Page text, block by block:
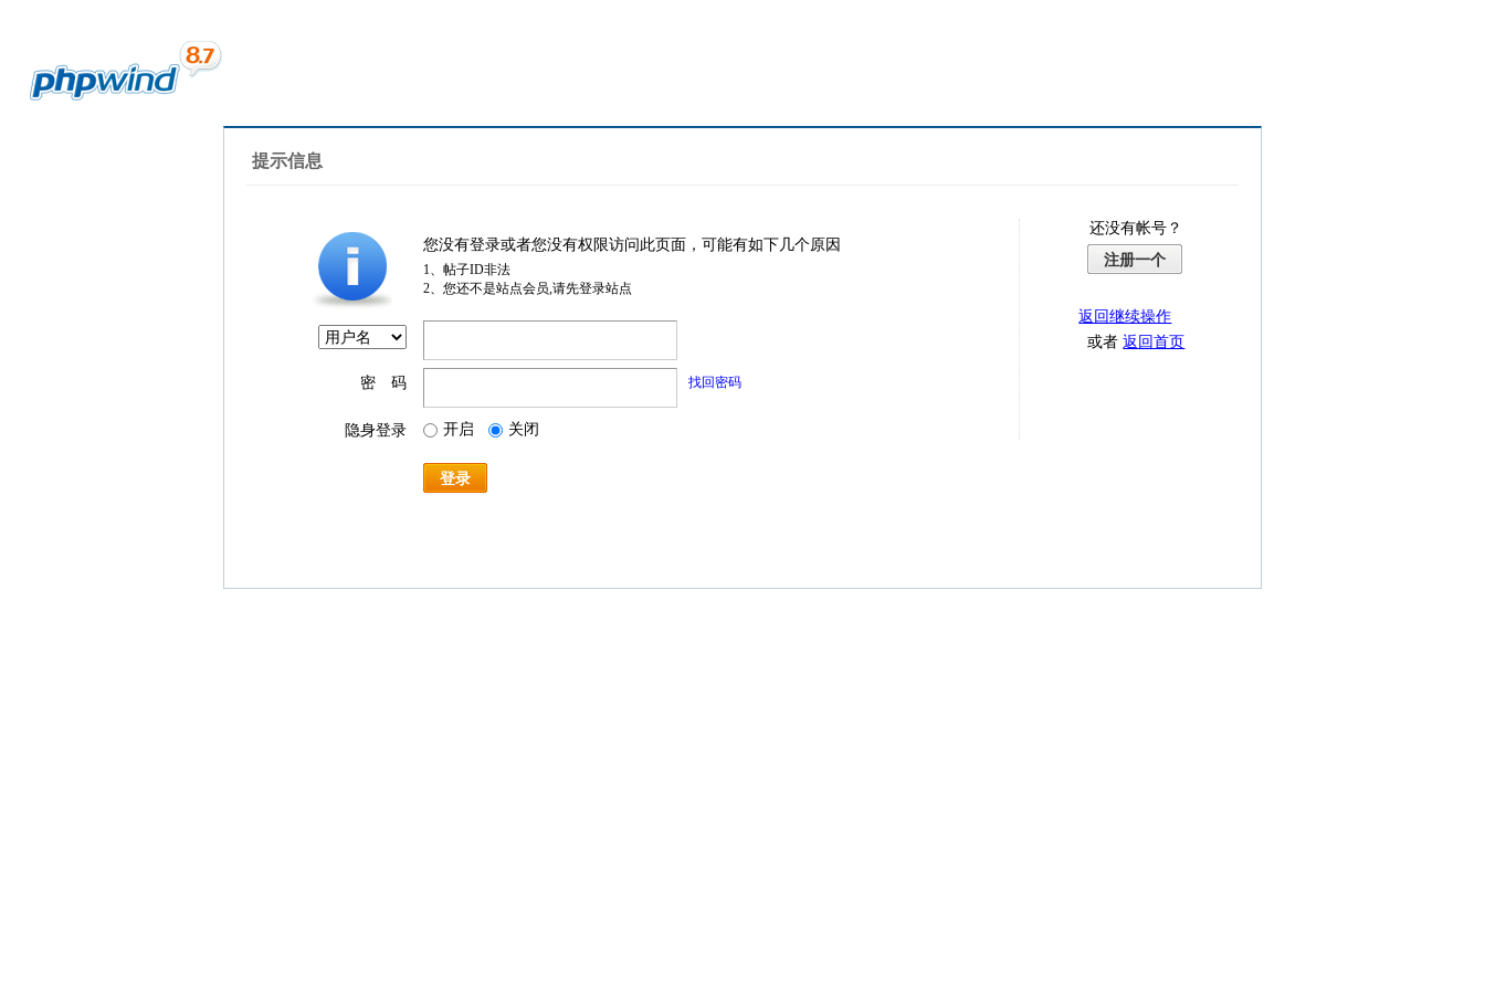
提示信息
您没有登录或者您没有权限访问此页面，可能有如下几个原因
1、帖子ID非法
2、您还不是站点会员,请先登录站点
密 码 找回密码
隐身登录 开启 关闭
登录
还没有帐号？
注册一个
返回继续操作
或者返回首页